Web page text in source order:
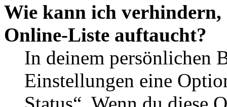
Wie kann ich verhindern,
Online-Liste auftaucht?
In deinem persönlichen
Einstellungen eine